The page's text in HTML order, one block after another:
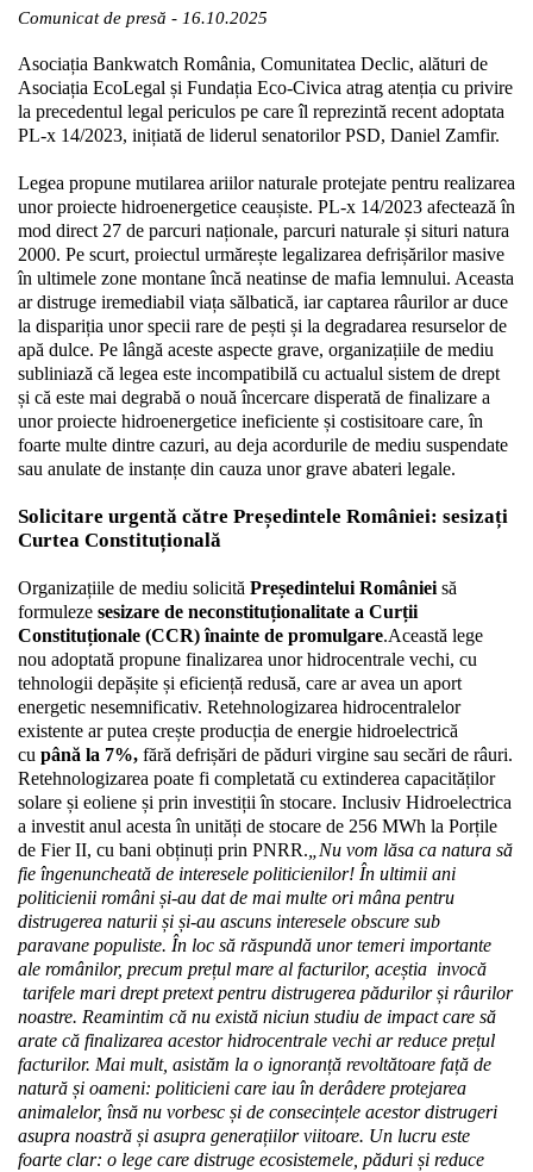
Comunicat de presă - 16.10.2025
Asociația Bankwatch România, Comunitatea Declic, alături de
Asociația EcoLegal și Fundația Eco-Civica atrag atenția cu privire
la precedentul legal periculos pe care îl reprezintă recent adoptata
PL-x 14/2023, inițiată de liderul senatorilor PSD, Daniel Zamfir.
Legea propune mutilarea ariilor naturale protejate pentru realizarea
unor proiecte hidroenergetice ceaușiste. PL-x 14/2023 afectează în
mod direct 27 de parcuri naționale, parcuri naturale și situri natura
2000. Pe scurt, proiectul urmărește legalizarea defrișărilor masive
în ultimele zone montane încă neatinse de mafia lemnului. Aceasta
ar distruge iremediabil viața sălbatică, iar captarea râurilor ar duce
la dispariția unor specii rare de pești și la degradarea resurselor de
apă dulce. Pe lângă aceste aspecte grave, organizațiile de mediu
subliniază că legea este incompatibilă cu actualul sistem de drept
și că este mai degrabă o nouă încercare disperată de finalizare a
unor proiecte hidroenergetice ineficiente și costisitoare care, în
foarte multe dintre cazuri, au deja acordurile de mediu suspendate
sau anulate de instanțe din cauza unor grave abateri legale.
Solicitare urgentă către Președintele României: sesizați
Curtea Constituțională
Organizațiile de mediu solicită Președintelui României să
formuleze sesizare de neconstituționalitate a Curții
Constituționale (CCR) înainte de promulgare.Această lege
nou adoptată propune finalizarea unor hidrocentrale vechi, cu
tehnologii depășite și eficiență redusă, care ar avea un aport
energetic nesemnificativ. Retehnologizarea hidrocentralelor
existente ar putea crește producția de energie hidroelectrică
cu până la 7%, fără defrișări de păduri virgine sau secări de râuri.
Retehnologizarea poate fi completată cu extinderea capacităților
solare și eoliene și prin investiții în stocare. Inclusiv Hidroelectrica
a investit anul acesta în unități de stocare de 256 MWh la Porțile
de Fier II, cu bani obținuți prin PNRR. „Nu vom lăsa ca natura să
fie îngenuncheată de interesele politicienilor! În ultimii ani
politicienii români și-au dat de mai multe ori mâna pentru
distrugerea naturii și și-au ascuns interesele obscure sub
paravane populiste. În loc să răspundă unor temeri importante
ale românilor, precum prețul mare al facturilor, aceștia  invocă
tarifele mari drept pretext pentru distrugerea pădurilor și râurilor
noastre. Reamintim că nu există niciun studiu de impact care să
arate că finalizarea acestor hidrocentrale vechi ar reduce prețul
facturilor. Mai mult, asistăm la o ignoranță revoltătoare față de
natură și oameni: politicieni care iau în derâdere protejarea
animalelor, însă nu vorbesc și de consecințele acestor distrugeri
asupra noastră și asupra generațiilor viitoare. Un lucru este
foarte clar: o lege care distruge ecosistemele, păduri și reduce